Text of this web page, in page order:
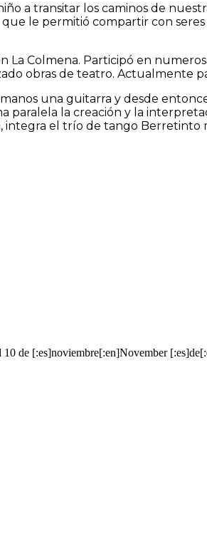
a transitar los caminos de
le permitió compartir con
La Colmena. Participó en
obras de teatro. Actualmente
una guitarra y desde
la creación y la
el trío de tango Berretinto
de [:es]noviembre[:en]November